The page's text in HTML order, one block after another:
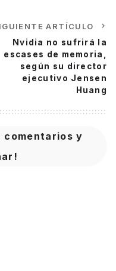
ARTÍCULO
Nvidia no sufrirá la
escases de memoria,
según su director
ejecutivo Jensen
Huang
comentarios y